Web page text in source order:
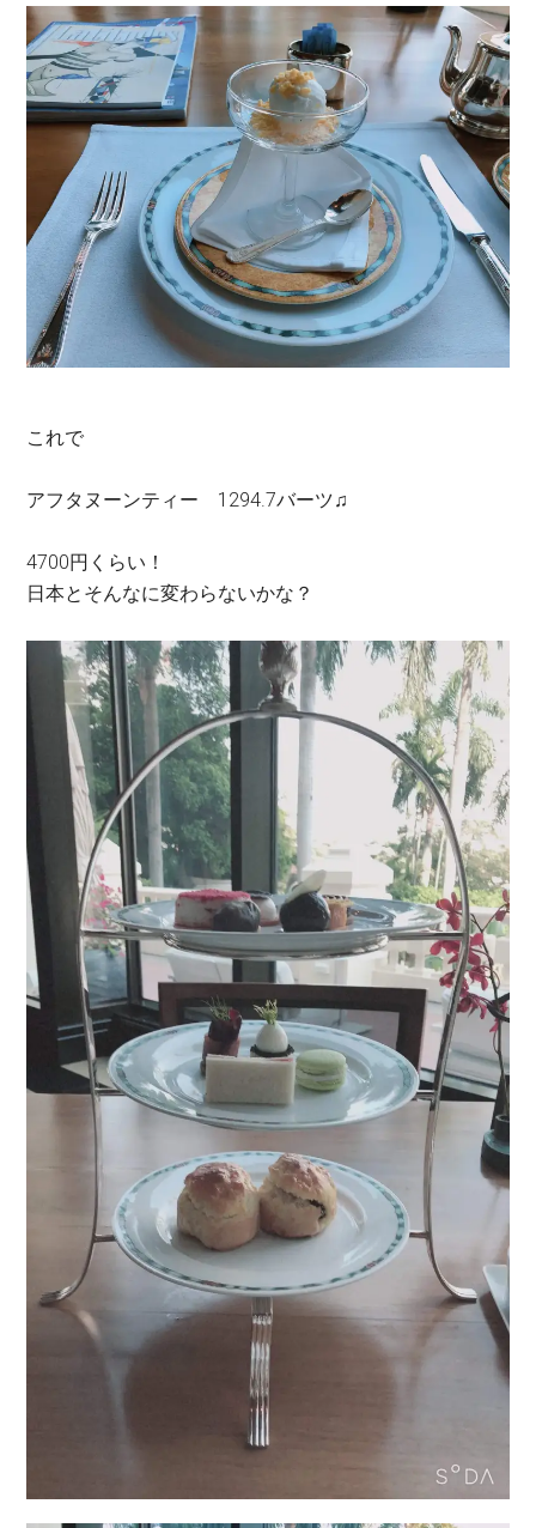
これで
アフタヌーンティー 1294.7バーツ♫
4700円くらい！
日本とそんなに変わらないかな？